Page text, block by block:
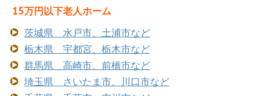
15万円以下老人ホーム
茨城県 水戸市、土浦市など
栃木県 宇都宮、栃木市など
群馬県 高崎市、前橋市など
埼玉県 さいたま市、川口市など